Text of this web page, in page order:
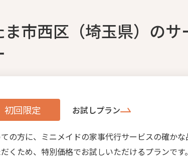
ま市西区（埼玉県）の
初回限定 お試しプラン
の方に、ミニメイドの家事代行サービスの確か
くため、特別価格でお試しいただけるプランです。